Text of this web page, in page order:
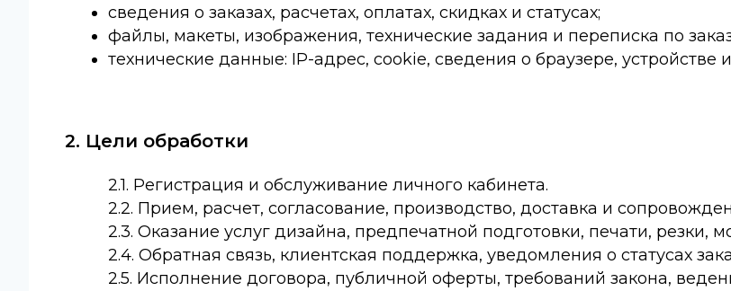
сведения о заказах, расчетах, оплатах, скидках и статусах;
файлы, макеты, изображения, технические задания и переписка по
технические данные: IP-адрес, cookie, сведения о браузере, устройстве
2. Цели обработки
2.1. Регистрация и обслуживание личного кабинета.
2.2. Прием, расчет, согласование, производство, доставка и
2.3. Оказание услуг дизайна, предпечатной подготовки, печати, резки,
2.4. Обратная связь, клиентская поддержка, уведомления о статусах
2.5. Исполнение договора, публичной оферты, требований закона,